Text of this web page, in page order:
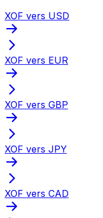
XOF vers USD
XOF vers EUR
XOF vers GBP
XOF vers JPY
XOF vers CAD